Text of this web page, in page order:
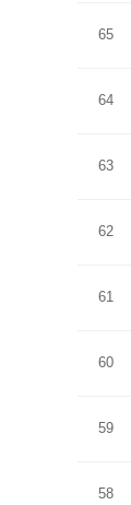
65
64
63
62
61
60
59
58